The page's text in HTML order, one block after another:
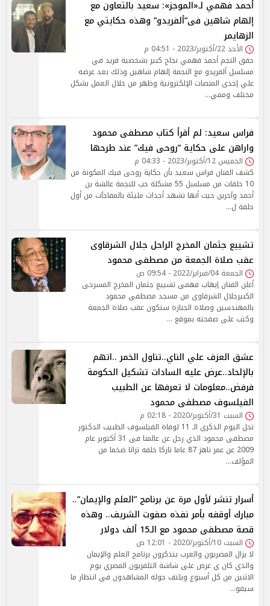
أحمد فهمي لـ«الموجز»: سعيد بالتعاون مع
إلهام شاهين فى”ألفريدو” وهذه حكايتي مع
الزهايمر
الأحد 22/أكتوبر/2023 - 04:51 م
حقق النجم أحمد فهمي نجاح كبير بشخصية فريد في
مسلسل ألفريدو مع النجمة إلهام شاهين وذلك بعد عرضه
علي إحدى المنصات الإلكترونية وظهر من خلال العمل بشكل
مختلف وممي…
فراس سعيد: لم أقرأ كتاب مصطفى محمود
واراهن على حكاية ”روحى فيك” عند طرحها
الخميس 12/أكتوبر/2023 - 04:33 م
كشف الفنان فراس سعيد بأن حكاية روحى فيك المكونة من
10 حلقات من مسلسل 55 مشكلة حب للنجمة عائشة بن
أحمد وآخرين حيث أنها تشهد أحداث مليئة بالمفاجآت من أول
حلقة ل…
تشييع جثمان المخرج الراحل جلال الشرقاوى
عقب صلاة الجمعة من مصطفى محمود
الجمعة 04/فبراير/2022 - 09:54 ص
أعلن الفنان إيهاب فهمى تشييع جثمان المخرج المسرحى
الكبيرجلال الشرقاوى من مسجد مصطفى محمود
بالمهندسين وصلاة الجنازة ستكون عقب صلاة الجمعة
وكتب على صفحته بموقع …
عشق العزف علي الناي..تناول الخمر ..اتهم
بالإلحاد..عرض عليه السادات تشكيل الحكومة
فرفض..معلومات لا تعرفها عن الطبيب
الفيلسوف مصطفى محمود
السبت 31/أكتوبر/2020 - 02:18 م
تحل اليوم الذكرى الـ 11 لوفاة الفيلسوف الطبيب الدكتور
مصطفى محمود الذي رحل عن عالمنا فى 31 أكتوبر عام
2009 عن عمر ناهز 87 عاما تاركا خلفه تراثا ضخما من
المؤلف…
أسرار تنشر لأول مرة عن برنامج ”العلم والإيمان”..
مبارك أوقفه بأمر نفذه صفوت الشريف.. وهذه
قصة مصطفى محمود مع الـ15 ألف دولار
السبت 10/أكتوبر/2020 - 12:01 ص
لا يزال المصريون والعرب يتذكرون برنامج العلم والإيمان
والذي كان ي عرض على شاشة التلفزيون المصري يوم
الاثنين من كل أسبوع ويلتف حوله المشاهدون في انتظار ما
سيقو…